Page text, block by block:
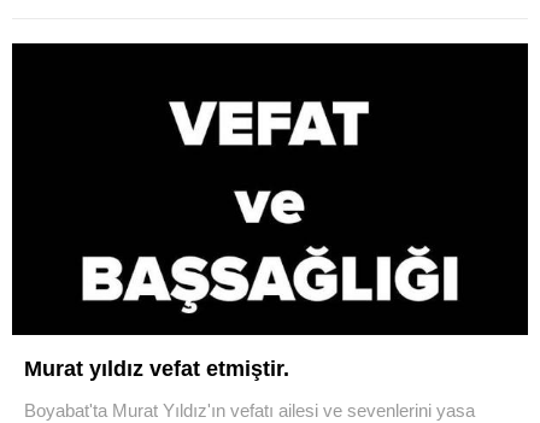
Murat yıldız vefat etmiştir.
Boyabat'ta Murat Yıldız'ın vefatı ailesi ve sevenlerini yasa